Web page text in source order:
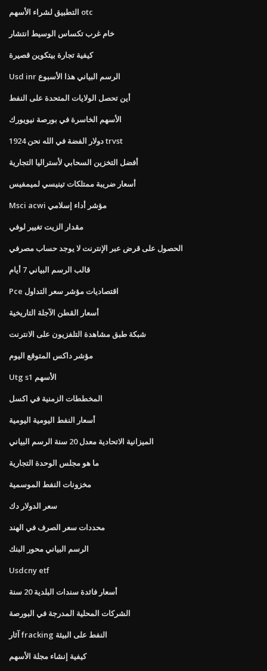
التطبيق لشراء الأسهم otc
خام غرب تكساس الوسيط انتشار
كيفية تجارة بيتكوين قصيرة
Usd inr الرسم البياني هذا الأسبوع
أين تحصل الولايات المتحدة على النفط
الأسهم الخاسرة في بورصة نيويورك
1924 دولار الفضة في الله نحن trvst
أفضل التخزين السحابي لأستراليا التجارية
أسعار ضريبة ممتلكات تينيسي لميمفيس
Msci acwi مؤشر أداء إسلامي
مقدار الزيت تغيير لوفي
الحصول على قرض عبر الإنترنت لا يوجد حساب مصرفي
قالب الرسم البياني 7 أيام
Pce اقتصاديات مؤشر سعر التداول
أسعار القطن الآجلة التاريخية
شبكة طبق مشاهدة التلفزيون على الانترنت
مؤشر داكس المتوقع اليوم
Utg s1 الأسهم
المخططات الزمنية في اكسل
أسعار النفط اليومية اليومية
الميزانية الاتحادية معدل 20 سنة الرسم البياني
ما هو مجلس الوحدة التجارية
مخزونات النفط الموسمية
سعر الدولار دك
محددات سعر الصرف في الهند
الرسم البياني محور البنك
Usdcny etf
أسعار فائدة سندات البلدية 20 سنة
الشركات المحلية المدرجة في البورصة
آثار fracking النفط على البيئة
كيفية إنشاء مجلة الأسهم